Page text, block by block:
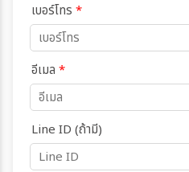
เบอร์โทร *
อีเมล *
Line ID (ถ้ามี)